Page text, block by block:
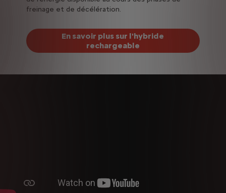
freinage et de décélération.
En savoir plus sur l'hybride
rechargeable